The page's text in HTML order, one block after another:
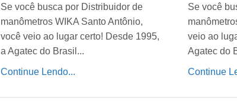
Se você busca por Distribuidor de
manômetros WIKA Santo Antônio,
você veio ao lugar certo! Desde 1995,
a Agatec do Brasil...
Continue Lendo...
Se você
veio ao
Agatec do
Continue